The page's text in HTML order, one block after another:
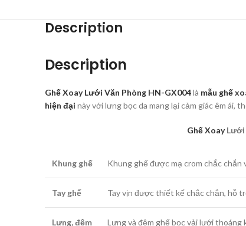
Description
Description
Ghế Xoay Lưới Văn Phòng HN-GX004là mẫu ghế
hiện đại này với lưng bọc da mang lại cảm giác êm ái,
Ghế XoayLưới
Khung ghế Khung ghế được mạ crom chắc chắn
Tay ghế Tay vịn được thiết kế chắc chắn, hỗ
Lưng, đệm Lưng và đệm ghế bọc vải lưới